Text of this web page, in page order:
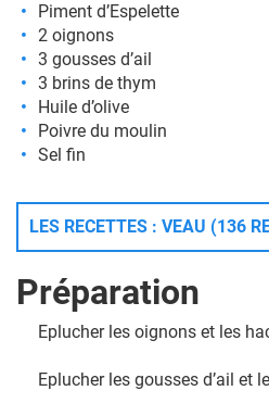
Piment d’Espelette
2 oignons
3 gousses d’ail
3 brins de thym
Huile d’olive
Poivre du moulin
Sel fin
LES RECETTES : VEAU (136
Préparation
Eplucher les oignons et les
Eplucher les gousses d’ail et